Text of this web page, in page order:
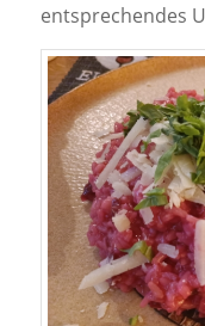
entsprechendes